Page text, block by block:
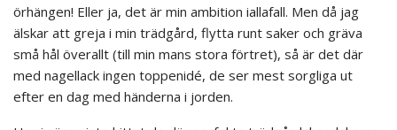
örhängen! Eller ja, det är min ambition iallafall. Men då jag
älskar att greja i min trädgård, flytta runt saker och gräva
små hål överallt (till min mans stora förtret), så är det där
med nagellack ingen toppenidé, de ser mest sorgliga ut
efter en dag med händerna i jorden.